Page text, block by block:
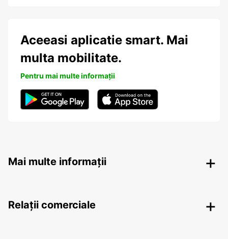
Aceeasi aplicatie smart. Mai
multa mobilitate.
Pentru mai multe informații
Mai multe informații
Relații comerciale